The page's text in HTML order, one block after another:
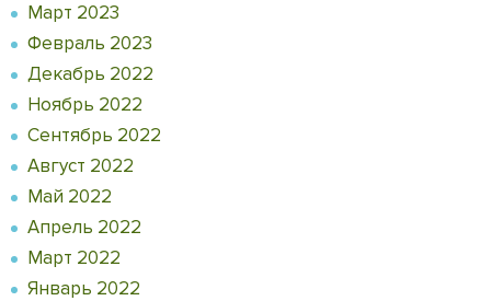
Март 2023
Февраль 2023
Декабрь 2022
Ноябрь 2022
Сентябрь 2022
Август 2022
Май 2022
Апрель 2022
Март 2022
Январь 2022